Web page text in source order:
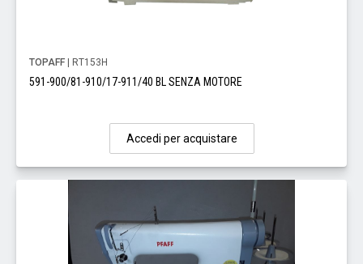
TOPAFF | RT153H
591-900/81-910/17-911/40 BL SENZA MOTORE
Accedi per acquistare